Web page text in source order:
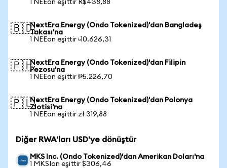
1 NEEon eşittir R$438,88
🇧🇩NextEra Energy (Ondo Tokenized)'dan Bangladeş
Takası'na
1 NEEon eşittir ৳10.626,31
🇵🇭NextEra Energy (Ondo Tokenized)'dan Filipin
Pezosu'na
1 NEEon eşittir ₱5.226,70
🇵🇱NextEra Energy (Ondo Tokenized)'dan Polonya
Zlotisi'na
1 NEEon eşittir zł 319,88
Diğer RWA'ları USD'ye dönüştür
MKS Inc. (Ondo Tokenized)'dan Amerikan Doları'na
1 MKSIon eşittir $306,46